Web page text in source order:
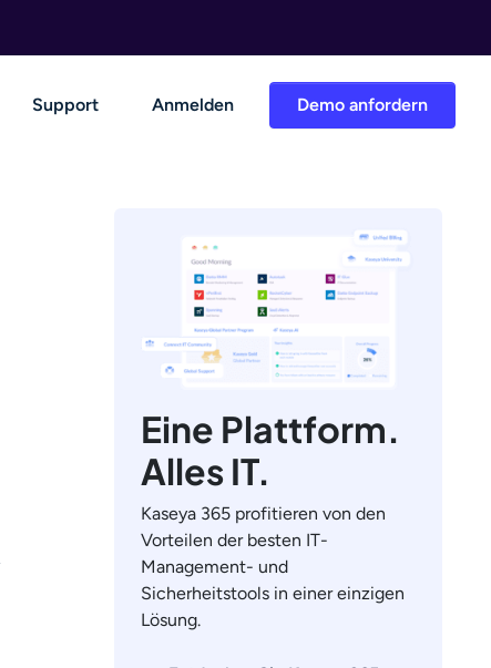
Demo anfordern
Support Anmelden
Eine Plattform.
Alles IT.
Kaseya 365 profitieren von den
Vorteilen der besten IT-
Management- und
Sicherheitstools in einer einzigen
Lösung.